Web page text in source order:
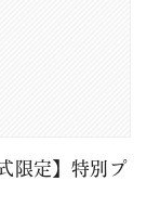
限定】特別プ